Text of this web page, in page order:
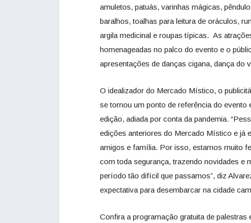
amuletos, patuás, varinhas mágicas,
baralhos, toalhas para leitura de oráculos,
argila medicinal e roupas típicas. As
homenageadas no palco do evento e o
apresentações de danças cigana, dança do
O idealizador do Mercado Místico, o
se tornou um ponto de referência do
edição, adiada por conta da pandemia.
edições anteriores do Mercado Místico e já
amigos e família. Por isso, estamos muito
com toda segurança, trazendo novidades e
período tão difícil que passamos”, diz
expectativa para desembarcar na cidade
Confira a programação gratuita de palestras